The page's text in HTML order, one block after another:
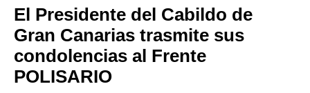
El Presidente del Cabildo de
Gran Canarias trasmite sus
condolencias al Frente
POLISARIO